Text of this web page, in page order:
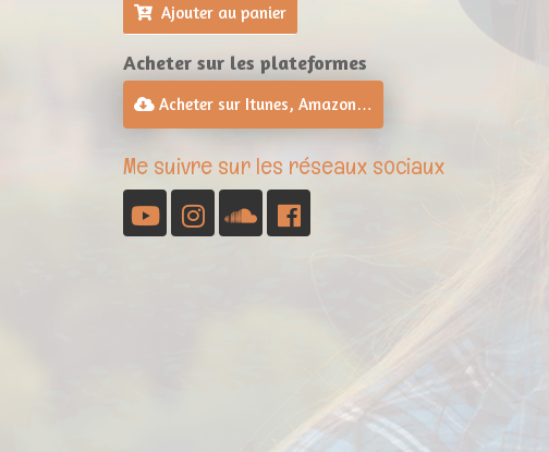
Ajouter au panier
Acheter sur les plateformes
Acheter sur Itunes, Amazon…
Me suivre sur les réseaux sociaux
YouTubeInstagramSoundcloud
Facebook